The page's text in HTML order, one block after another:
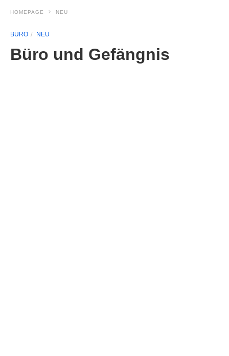
HOMEPAGE NEU
BÜRO NEU
Büro und Gefängnis